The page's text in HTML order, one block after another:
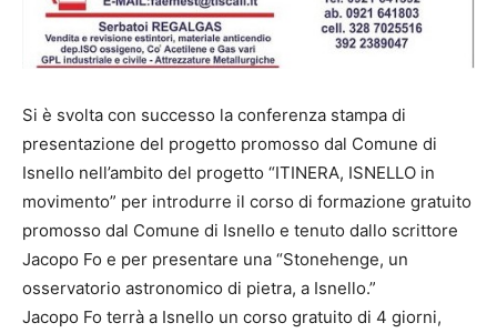
Si è svolta con successo la conferenza stampa di
presentazione del progetto promosso dal Comune di
Isnello nell’ambito del progetto “ITINERA, ISNELLO in
movimento” per introdurre il corso di formazione gratuito
promosso dal Comune di Isnello e tenuto dallo scrittore
Jacopo Fo e per presentare una “Stonehenge, un
osservatorio astronomico di pietra, a Isnello.”
Jacopo Fo terrà a Isnello un corso gratuito di 4 giorni,